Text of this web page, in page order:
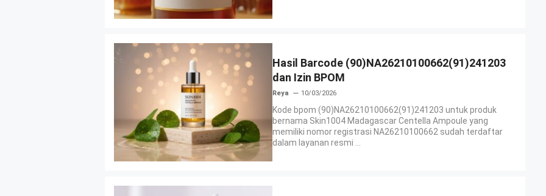
Hasil Barcode (90)NA26210100662(91)241203
dan Izin BPOM
Reya 10/03/2026
Kode bpom (90)NA26210100662(91)241203 untuk produk
bernama Skin1004 Madagascar Centella Ampoule yang
memiliki nomor registrasi NA26210100662 sudah terdaftar
dalam layanan resmi ...